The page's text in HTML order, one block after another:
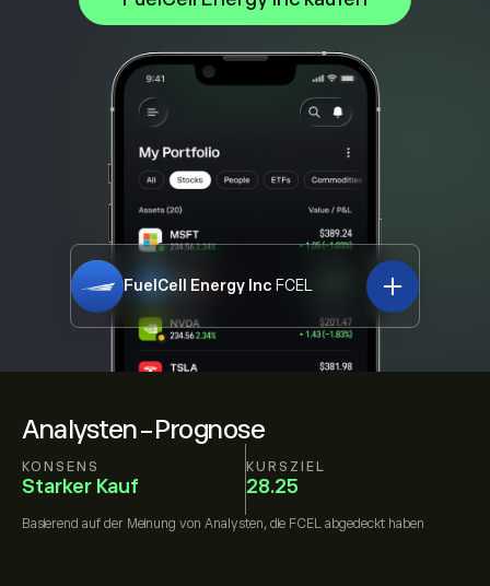
Analysten-Prognose
KONSENS
Starker Kauf
KURSZIEL
28.25
Basierend auf der Meinung von Analysten, die FCEL abgedeckt haben
FuelCell Energy Inc FCEL